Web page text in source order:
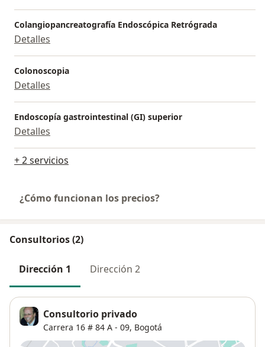
Colangiopancreatografía Endoscópica Retrógrada
Detalles
Colonoscopia
Detalles
Endoscopía gastrointestinal (GI) superior
Detalles
+ 2 servicios
¿Cómo funcionan los precios?
Consultorios (2)
Dirección 1 Dirección 2
Consultorio privado
Carrera 16 # 84 A - 09, Bogotá